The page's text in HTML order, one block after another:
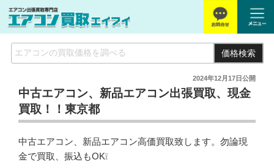
価格検索
2024年12月17日公開
中古エアコン、新品エアコン出張買取、現金
買取！！東京都
中古エアコン、新品エアコン高価買取致します。勿論現
金で買取、振込もOK❕